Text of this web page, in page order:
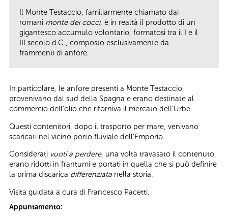
Il Monte Testaccio, familiarmente chiamato dai
romani monte dei cocci, è in realtà il prodotto di un
gigantesco accumulo volontario, formatosi tra il I e il
III secolo d.C., composto esclusivamente da
frammenti di anfore.
In particolare, le anfore presenti a Monte Testaccio,
provenivano dal sud della Spagna e erano destinate al
commercio dell’olio che riforniva il mercato dell’Urbe.
Questi contenitori, dopo il trasporto per mare, venivano
scaricati nel vicino porto fluviale dell’Emporio.
Considerati vuoti a perdere, una volta travasato il contenuto,
erano ridotti in frantumi e portati in quella che si può definire
la prima discarica differenziata nella storia.
Visita guidata a cura di Francesco Pacetti.
Appuntamento: